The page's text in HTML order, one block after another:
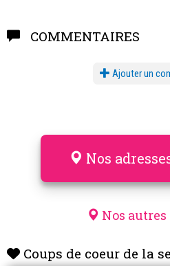
COMMENTAIRES
Ajouter un
Nos
Nos autres
Coups de coeur de la